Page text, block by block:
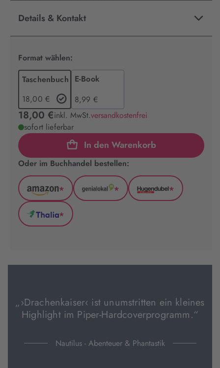
Details & Kontakt
Format wählen:
Taschenbuch
18,00 €
E-Book
8,99 €
18,00 €inkl. MwSt.versandkostenfrei
sofort lieferbar
In den Warenkorb
Oder im Buchhandel bestellen:
Amazon
(wird
in
neuem
*
GenialLokal
*
Hugendubel
*
Thalia
Tab
*
„›Drachenkaiser‹ ist unumstritten ein kleines
Highlight im Piper-Hardcoverprogramm.“
Nautilus - Abenteuer & Phantastik